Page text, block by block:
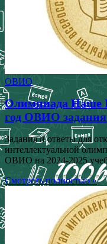
ОВИО
Олимпиада Наше
год ОВИО
Задания и ответы для
интеллектуальной
ОВИО на 2024-2025
Смотреть полностью »